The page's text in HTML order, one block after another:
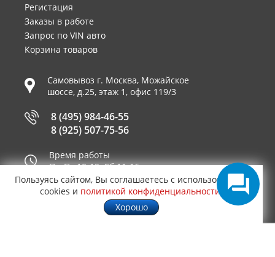
Регистация
Заказы в работе
Запрос по VIN авто
Корзина товаров
Самовывоз г. Москва, Можайское
шоссе, д.25, этаж 1, офис 119/3
8 (495) 984-46-55
8 (925) 507-75-56
Время работы
Пн-Пт 10-19, Сб 11-16
Принимаем к оплате
Пользуясь сайтом, Вы соглашаетесь с использованием
cookies и политикой конфиденциальности
Хорошо